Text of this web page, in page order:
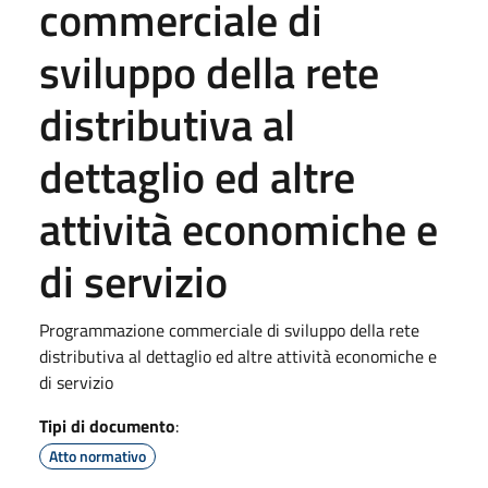
commerciale di
sviluppo della rete
distributiva al
dettaglio ed altre
attività economiche e
di servizio
Programmazione commerciale di sviluppo della rete
distributiva al dettaglio ed altre attività economiche e
di servizio
Tipi di documento:
Atto normativo